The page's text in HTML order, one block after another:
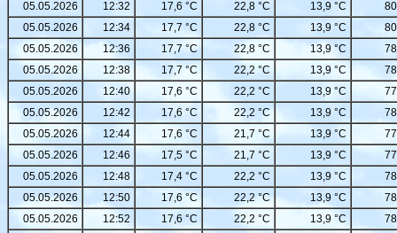
05.05.2026
12:32 17,6 °C 22,8 °C 13,9 °C
05.05.2026
12:34 17,7 °C 22,8 °C 13,9 °C
05.05.2026
12:36 17,7 °C 22,8 °C 13,9 °C
05.05.2026
12:38 17,7 °C 22,2 °C 13,9 °C
05.05.2026
12:40 17,6 °C 22,2 °C 13,9 °C
05.05.2026
12:42 17,6 °C 22,2 °C 13,9 °C
05.05.2026
12:44 17,6 °C 21,7 °C 13,9 °C
05.05.2026
12:46 17,5 °C 21,7 °C 13,9 °C
05.05.2026
12:48 17,4 °C 22,2 °C 13,9 °C
05.05.2026
12:50 17,6 °C 22,2 °C 13,9 °C
05.05.2026
12:52 17,6 °C 22,2 °C 13,9 °C